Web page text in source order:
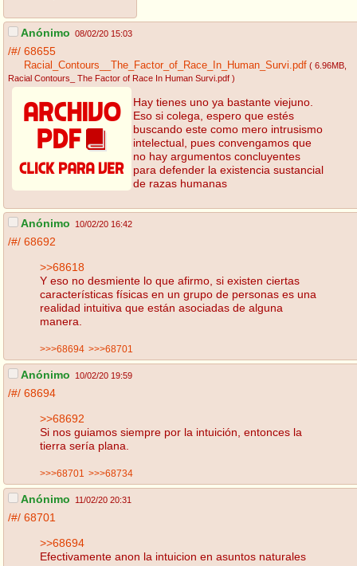
Anónimo 08/02/20 15:03
/#/ 68655
Racial_Contours__The_Factor_of_Race_In_Human_Survi.pdf ( 6.96MB
Racial Contours_ The Factor of Race In Human Survi.pdf )
Hay tienes uno ya bastante viejuno.
Eso si colega, espero que estés
buscando este como mero intrusismo
intelectual, pues convengamos que
no hay argumentos concluyentes
para defender la existencia sustancial
de razas humanas
Anónimo 10/02/20 16:42
/#/ 68692
>>68618
Y eso no desmiente lo que afirmo, si existen ciertas
características físicas en un grupo de personas es una
realidad intuitiva que están asociadas de alguna
manera.
>>>68694 >>>68701
Anónimo 10/02/20 19:59
/#/ 68694
>>68692
Si nos guiamos siempre por la intuición, entonces la
tierra sería plana.
>>>68701 >>>68734
Anónimo 11/02/20 20:31
/#/ 68701
>>68694
Efectivamente anon la intuicion en asuntos naturales